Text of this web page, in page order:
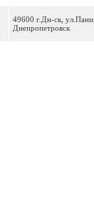
49600 г.Дн-ск,
Днепропетровск